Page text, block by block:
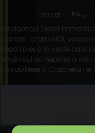
Trier par : Prix
Les agences Moser
Sud des Landes (40), vous
disponibles à la vente dans
terrain qui correspond à vos
immobilières à Capbreton et